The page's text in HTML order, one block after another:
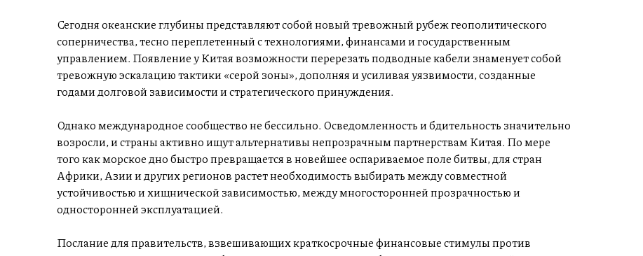
Сегодня океанские глубины представляют собой новый тревожный рубеж геополитического
соперничества, тесно переплетенный с технологиями, финансами и государственным
управлением. Появление у Китая возможности перерезать подводные кабели знаменует собой
тревожную эскалацию тактики «серой зоны», дополняя и усиливая уязвимости, созданные
годами долговой зависимости и стратегического принуждения.
Однако международное сообщество не бессильно. Осведомленность и бдительность значительно
возросли, и страны активно ищут альтернативы непрозрачным партнерствам Китая. По мере
того как морское дно быстро превращается в новейшее оспариваемое поле битвы, для стран
Африки, Азии и других регионов растет необходимость выбирать между совместной
устойчивостью и хищнической зависимостью, между многосторонней прозрачностью и
односторонней эксплуатацией.
Послание для правительств, взвешивающих краткосрочные финансовые стимулы против